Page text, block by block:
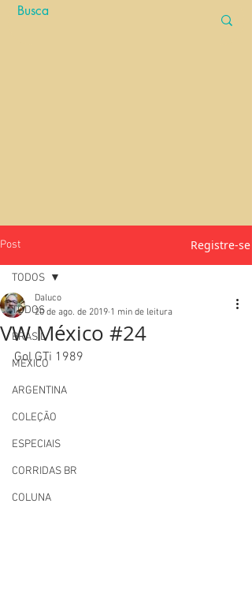
Post Registre-se
TODOS
BRASIL
MEXICO
ARGENTINA
COLEÇÃO
ESPECIAIS
CORRIDAS BR
COLUNA
TODOS
VW México #24
Daluco
20 de ago. de 2019 1 min de leitura
Gol GTi 1989